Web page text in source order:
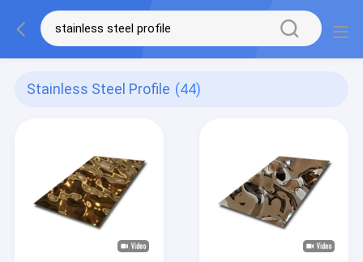
Stainless Steel Profile (44)